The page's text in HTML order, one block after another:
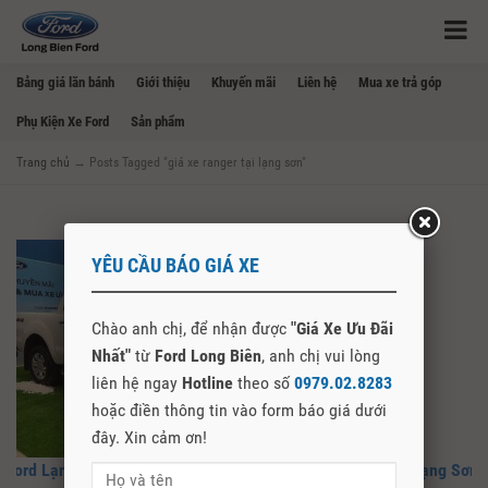
Bảng giá lăn bánh Giới thiệu Khuyến mãi Liên hệ Mua xe trả góp
Phụ Kiện Xe Ford Sản phẩm
Trang chủ → Posts Tagged "giá xe ranger tại lạng sơn"
Ford Lạng Sơn – Đại Lý Chính Hãng Mua Bán Xe Ford Tại Lạng Sơn
YÊU CẦU BÁO GIÁ XE
Chào anh chị, để nhận được "Giá Xe Ưu Đãi
Nhất" từ Ford Long Biên, anh chị vui lòng
liên hệ ngay Hotline theo số 0979.02.8283
hoặc điền thông tin vào form báo giá dưới
đây. Xin cảm ơn!